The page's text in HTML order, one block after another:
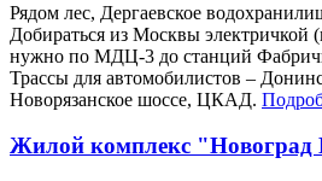
Рядом лес, Дергаевское
Добираться из Москвы электричкой
нужно по МДЦ-3 до станций
Трассы для автомобилистов –
Новорязанское шоссе, ЦКАД.
Жилой комплекс